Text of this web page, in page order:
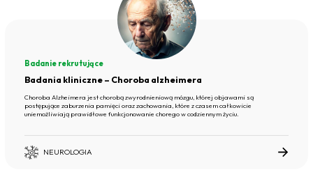
Badanie rekrutujące
Badania kliniczne – Choroba alzheimera
Choroba Alzheimera jest chorobą zwyrodnieniową mózgu, której objawami są
postępujące zaburzenia pamięci oraz zachowania, które z czasem całkowicie
uniemożliwiają prawidłowe funkcjonowanie chorego w codziennym życiu.
NEUROLOGIA